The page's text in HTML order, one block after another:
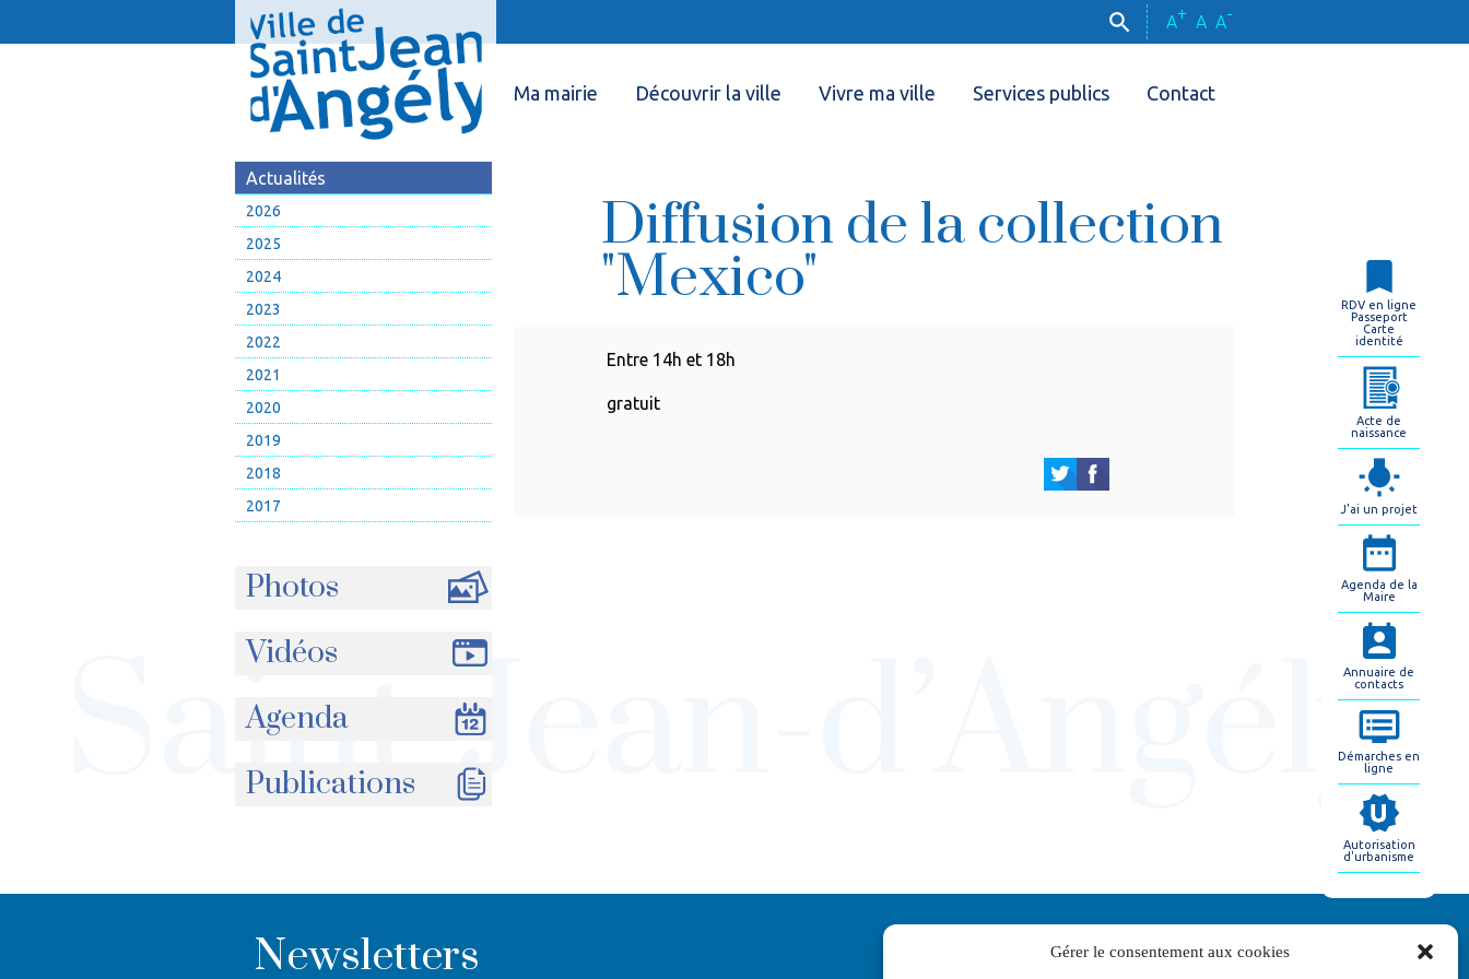
Gérer le consentement aux cookies
A+ A A-
Ma mairie Découvrir la ville Vivre ma ville Services publics Contact
Actualités
2026
2025
2024
2023
2022
2021
2020
2019
2018
2017
Photos
Vidéos
Agenda
Publications
Diffusion de la collection
"Mexico"
Entre 14h et 18h
gratuit
Newsletters
RDV en ligne
Passeport
Carte
identité
Acte de
naissance
J'ai un projet
Agenda de la
Maire
Annuaire de
contacts
Démarches en
ligne
Autorisation
d'urbanisme